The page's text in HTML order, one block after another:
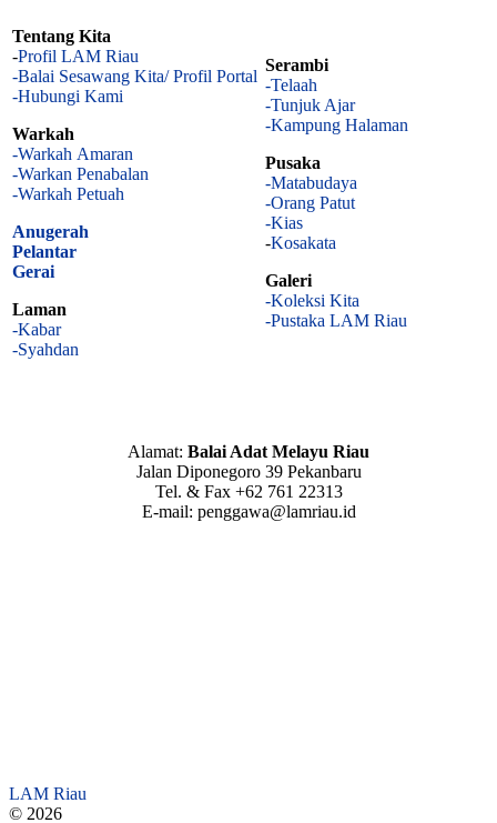
Tentang Kita
-Profil LAM Riau
-Balai Sesawang Kita/ Profil Portal
-Hubungi Kami
Warkah
-Warkah Amaran
-Warkan Penabalan
-Warkah Petuah
Anugerah
Pelantar
Gerai
Laman
-Kabar
-Syahdan
Serambi
-Telaah
-Tunjuk Ajar
-Kampung Halaman
Pusaka
-Matabudaya
-Orang Patut
-Kias
-Kosakata
Galeri
-Koleksi Kita
-Pustaka LAM Riau
Alamat: Balai Adat Melayu Riau
Jalan Diponegoro 39 Pekanbaru
Tel. & Fax +62 761 22313
E-mail: penggawa@lamriau.id
LAM Riau
© 2026